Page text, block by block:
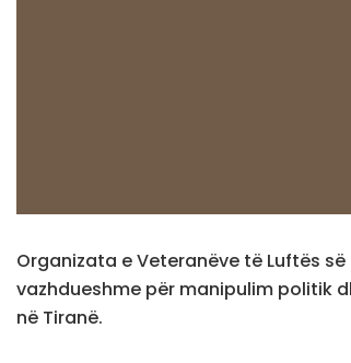
Organizata e Veteranëve të Luftës
vazhdueshme për manipulim politik
në Tiranë.